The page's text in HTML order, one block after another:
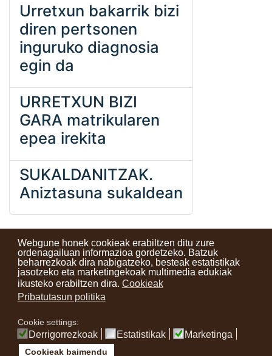
Webgune honek cookieak erabiltzen ditu zure
ordenagailuan informazioa gordetzeko. Batzuk
beharrezkoak dira nabigatzeko, besteak estatistikak
jasotzeko eta marketingekoak multimedia edukiak
ikusteko erabiltzen dira. Cookieak
Pribatutasun politika
Cookie settings:
Derrigorrezkoak Estatistikak Marketinga
Cookieak baimendu
Urretxun bakarrik bizi
diren pertsonen
inguruko diagnosia
egin da
URRETXUN BIZI
GARA matrikularen
epea irekita
SUKALDANITZAK.
Aniztasuna sukaldean
Kontaktuak Erabilera baldintzak Lege oharra
Berriak
Zure iritzia
facebookyoutube